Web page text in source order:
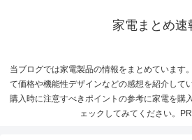
家電まとめ速
当ブログでは家電製品の情報をまとめています
て価格や機能性デザインなどの感想を紹介して
購入時に注意すべきポイントの参考に家電を購
ェックしてみてください。